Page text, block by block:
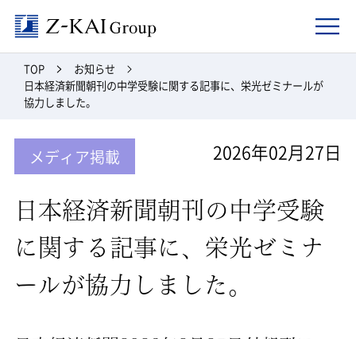
TOP
お知らせ
日本経済新聞朝刊の中学受験に関する記事に、栄光ゼミナールが
協力しました。
メディア掲載 2026年02月27日
日本経済新聞朝刊の中学受験
に関する記事に、栄光ゼミナ
ールが協力しました。